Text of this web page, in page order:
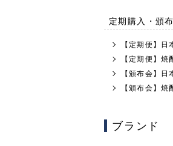
定期購入・頒
【定期便】日
【定期便】焼
【頒布会】日
【頒布会】焼
ブランド